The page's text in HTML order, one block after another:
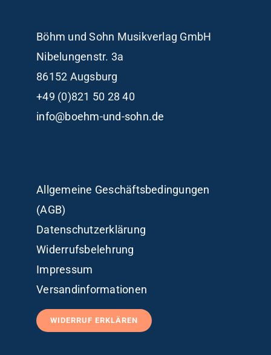
Böhm und Sohn Musikverlag GmbH
Nibelungenstr. 3a
86152 Augsburg
+49 (0)821 50 28 40
info@boehm-und-sohn.de
Allgemeine Geschäftsbedingungen
(AGB)
Datenschutzerklärung
Widerrufsbelehrung
Impressum
Versandinformationen
WIDERRUF ERKLÄREN